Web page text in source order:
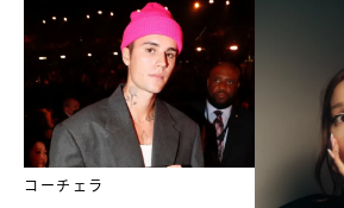
コーチェラ